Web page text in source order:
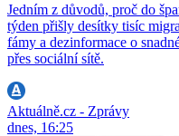
Jedním z důvodů, proč do
týden přišly desítky tisíc
fámy a dezinformace o
přes sociální sítě.
Aktuálně.cz - Zprávy
dnes, 16:25